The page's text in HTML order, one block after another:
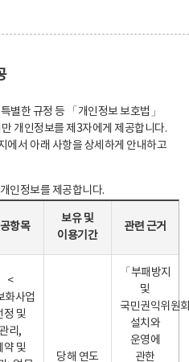
별한 규정 등 「개인정보 보호법」
개인정보를 제3자에게 제공합니다.
에서 아래 사항을 상세하게 안내하고
인정보를 제공합니다.
항목
보유 및
이용기간
관련 근거
<
화사업
정 및
관리,
약 및
당해 연도
「부패방지
및
국민권익위원
설치와
운영에
관한